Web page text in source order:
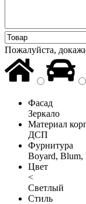
Пожалуйста,
Фасад
Зеркало
Материал
ДСП
Фурнитура
Boyard, Blum,
Цвет
<
Светлый
Стиль